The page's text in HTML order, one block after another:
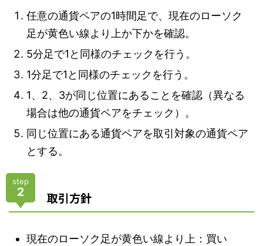
任意の通貨ペアの1時間足で、現在のローソク
足が黄色い線より上か下かを確認。
5分足で1と同様のチェックを行う。
1分足で1と同様のチェックを行う。
1、2、3が同じ位置にあることを確認（異なる
場合は他の通貨ペアをチェック）。
同じ位置にある通貨ペアを取引対象の通貨ペア
とする。
step
2 取引方針
現在のローソク足が黄色い線より上：買い